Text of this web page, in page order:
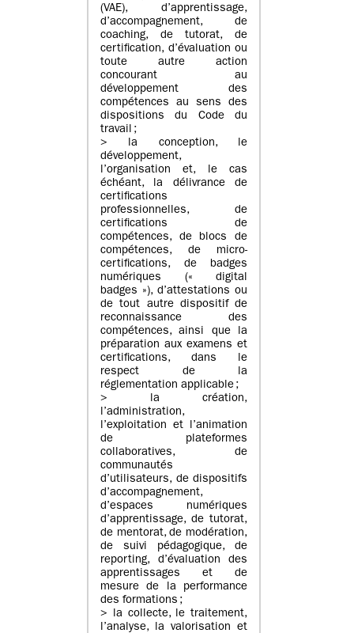
(VAE), d’apprentissage,
d’accompagnement, de
coaching, de tutorat, de
certification, d’évaluation ou
toute autre action
concourant au
développement des
compétences au sens des
dispositions du Code du
travail ;
> la conception, le
développement,
l’organisation et, le cas
échéant, la délivrance de
certifications
professionnelles, de
certifications de
compétences, de blocs de
compétences, de micro-
certifications, de badges
numériques (« digital
badges »), d’attestations ou
de tout autre dispositif de
reconnaissance des
compétences, ainsi que la
préparation aux examens et
certifications, dans le
respect de la
réglementation applicable ;
> la création,
l’administration,
l’exploitation et l’animation
de plateformes
collaboratives, de
communautés
d’utilisateurs, de dispositifs
d’accompagnement,
d’espaces numériques
d’apprentissage, de tutorat,
de mentorat, de modération,
de suivi pédagogique, de
reporting, d’évaluation des
apprentissages et de
mesure de la performance
des formations ;
> la collecte, le traitement,
l’analyse, la valorisation et